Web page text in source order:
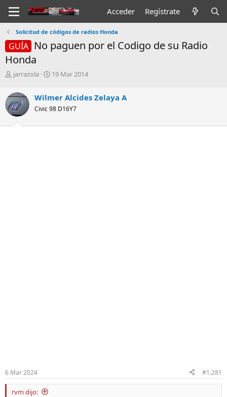
Acceder Regístrate
Solicitud de códigos de radios Honda
GUÍA
No paguen por el Codigo de su Radio
Honda
I
i
c
i
a
d
jarrazola
F
h
a
e
19 Mar 2014
Wilmer Alcides Zelaya A
Civic 98 D16Y7
6 Mar 2024 #1.281
rvm dijo: